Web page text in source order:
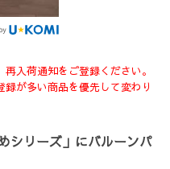
入荷通知をご登録ください。
が多い商品を優先して変わり
シリーズ」にバルーンパ